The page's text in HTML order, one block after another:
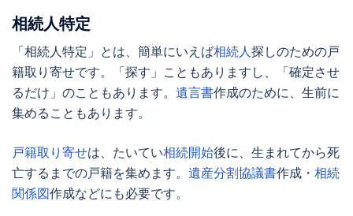
相続人特定
「相続人特定 」とは、簡単にいえば相続人探しのための戸
籍取り寄せです。「探す」こともありますし、「確定させ
るだけ」のこともあります。 遺言書作成のために、生前に
集めることもあります。
戸籍取り寄せは、たいてい相続開始後に、生まれてから死
亡するまでの戸籍を集めます。 遺産分割協議書作成・ 相続
関係図作成などにも必要です。